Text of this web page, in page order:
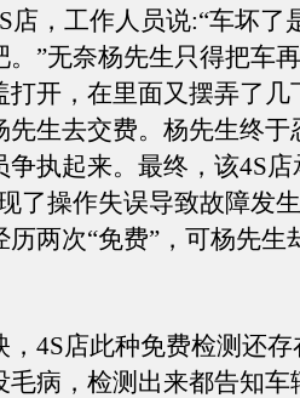
店，工作人员说:“车坏了
。”无奈杨先生只得把车
打开，在里面又摆弄了几
先生去交费。杨先生终
争执起来。最终，该4S
了操作失误导致故障发
两次“免费”，可杨先生
4S店此种免费检测还存
毛病，检测出来都告知车